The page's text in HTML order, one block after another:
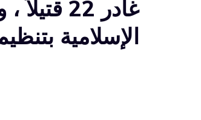
غادر 22
الإسلامية